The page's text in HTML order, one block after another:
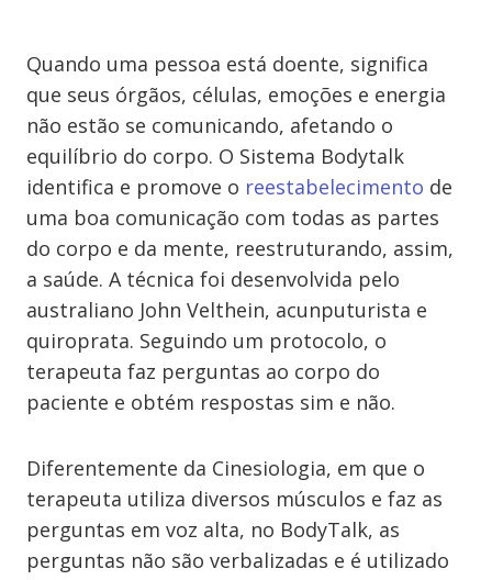
Quando uma pessoa está doente, significa
que seus órgãos, células, emoções e energia
não estão se comunicando, afetando o
equilíbrio do corpo. O Sistema Bodytalk
identifica e promove o reestabelecimento de
uma boa comunicação com todas as partes
do corpo e da mente, reestruturando, assim,
a saúde. A técnica foi desenvolvida pelo
australiano John Velthein, acunputurista e
quiroprata. Seguindo um protocolo, o
terapeuta faz perguntas ao corpo do
paciente e obtém respostas sim e não.
Diferentemente da Cinesiologia, em que o
terapeuta utiliza diversos músculos e faz as
perguntas em voz alta, no BodyTalk, as
perguntas não são verbalizadas e é utilizado